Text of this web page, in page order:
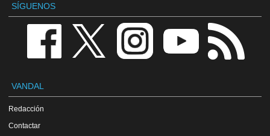
SÍGUENOS
VANDAL
Redacción
Contactar